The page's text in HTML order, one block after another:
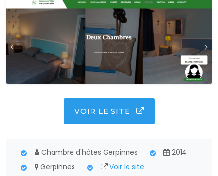
VOIR LE SITE
Chambre d'hôtes Gerpinnes
2014
Gerpinnes
Voir le site